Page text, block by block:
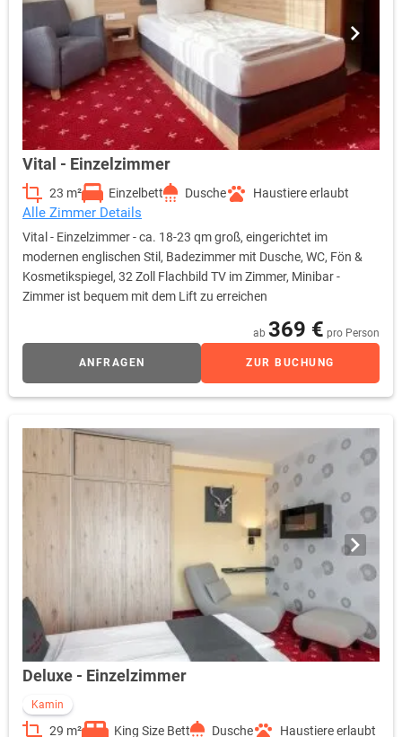
Vital - Einzelzimmer
23 m² Einzelbett Dusche Haustiere erlaubt
Alle Zimmer Details
Vital - Einzelzimmer - ca. 18-23 qm groß, eingerichtet im
modernen englischen Stil, Badezimmer mit Dusche, WC, Fön &
Kosmetikspiegel, 32 Zoll Flachbild TV im Zimmer, Minibar -
Zimmer ist bequem mit dem Lift zu erreichen
ab 369 € pro Person
ANFRAGEN ZUR BUCHUNG
Deluxe - Einzelzimmer
Kamin
29 m² King Size Bett Dusche Haustiere erlaubt